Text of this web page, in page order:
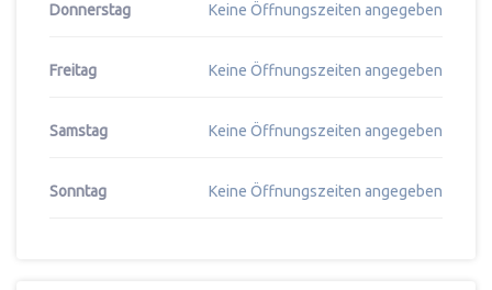
Donnerstag Keine Öffnungszeiten angegeben
Freitag Keine Öffnungszeiten angegeben
Samstag Keine Öffnungszeiten angegeben
Sonntag Keine Öffnungszeiten angegeben